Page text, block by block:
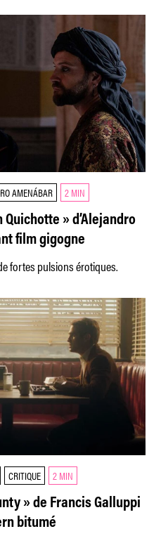
AMENÁBAR 2 MIN
» d’Alejandro
film gigogne
fortes pulsions érotiques.
CRITIQUE 2 MIN
» de Francis Galluppi
bitumé